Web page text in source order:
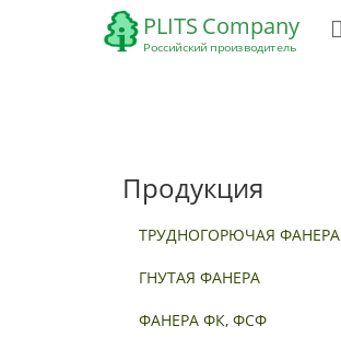
Продукция
ТРУДНОГОРЮЧАЯ ФАНЕРА
ГНУТАЯ ФАНЕРА
ФАНЕРА ФК, ФСФ